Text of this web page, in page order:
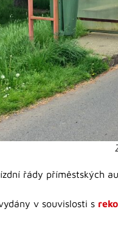
řády příměstských
v souvislosti s